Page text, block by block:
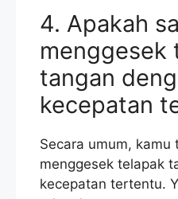
4. Apakah
menggesek
tangan
kecepatan
Secara umum, kamu
menggesek telapak
kecepatan tertentu.